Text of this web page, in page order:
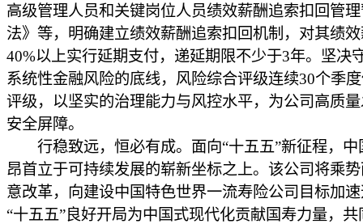
高级管理人员和关键岗位人员绩效薪酬追索扣回管
法》等，明确建立绩效薪酬追索扣回机制，对其绩
40%以上实行延期支付，递延期限不少于3年。坚决
系统性金融风险的底线，风险综合评级连续30个季
评级，以坚实的治理能力与风控水平，为公司高质
安全屏障。
行稳致远，恒必有成。面向“十五五”新征程，中
昂首立于可持续发展的崭新坐标之上。该公司将乘
意改革，向建设中国特色世界一流寿险公司目标加
“十五五”良好开局为中国式现代化贡献国寿力量，共